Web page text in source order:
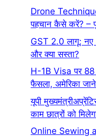
Drone
पहचान कैसे करें? –
GST 2.0 लागू: नए
और क्या सस्ता?
H-1B Visa पर 88
फैसला, अमेरिका
यूपी
काम छात्रों को
Online Sewing